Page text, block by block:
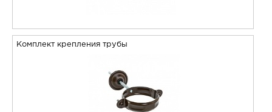
Комплект крепления трубы